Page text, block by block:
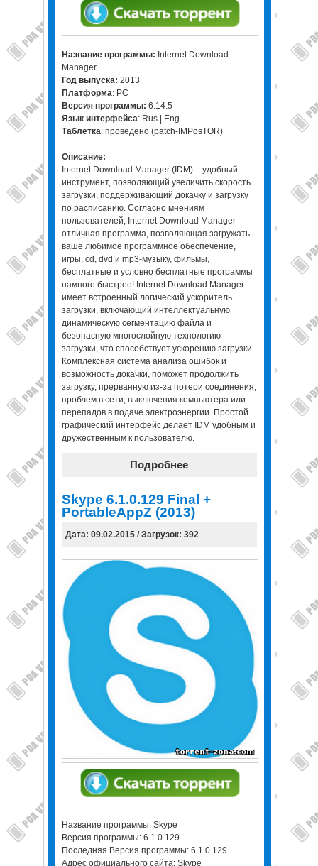
Название программы: Internet Download
Manager
Год выпуска: 2013
Платформа: PC
Версия программы: 6.14.5
Язык интерфейса: Rus | Eng
Таблетка: проведено (patch-IMPosTOR)
Описание:
Internet Download Manager (IDM) – удобный
инструмент, позволяющий увеличить скорость
загрузки, поддерживающий докачку и загрузку
по расписанию. Согласно мнениям
пользователей, Internet Download Manager –
отличная программа, позволяющая загружать
ваше любимое программное обеспечение,
игры, cd, dvd и mp3-музыку, фильмы,
бесплатные и условно бесплатные программы
намного быстрее! Internet Download Manager
имеет встроенный логический ускоритель
загрузки, включающий интеллектуальную
динамическую сегментацию файла и
безопасную многослойную технологию
загрузки, что способствует ускорению загрузки.
Комплексная система анализа ошибок и
возможность докачки, поможет продолжить
загрузку, прерванную из-за потери соединения,
проблем в сети, выключения компьютера или
перепадов в подаче электроэнергии. Простой
графический интерфейс делает IDM удобным и
дружественным к пользователю.
Подробнее
Skype 6.1.0.129 Final +
PortableAppZ (2013)
Дата: 09.02.2015 / Загрузок: 392
Название программы: Skype
Версия программы: 6.1.0.129
Последняя Версия программы: 6.1.0.129
Адрес официального сайта: Skype